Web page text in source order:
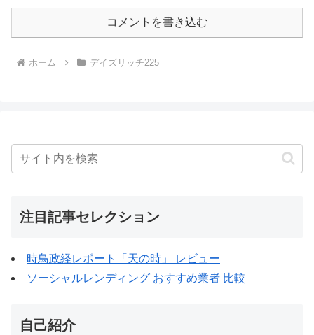
コメントを書き込む
ホーム デイズリッチ225
注目記事セレクション
時鳥政経レポート「天の時」 レビュー
ソーシャルレンディング おすすめ業者 比較
自己紹介